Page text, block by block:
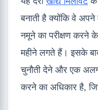
बनाती है क्योंकि वे
नमूने का परीक्षण करने
महीने लगते हैं। इसके
चुनौती देने और एक अलग
करने का अधिकार है,